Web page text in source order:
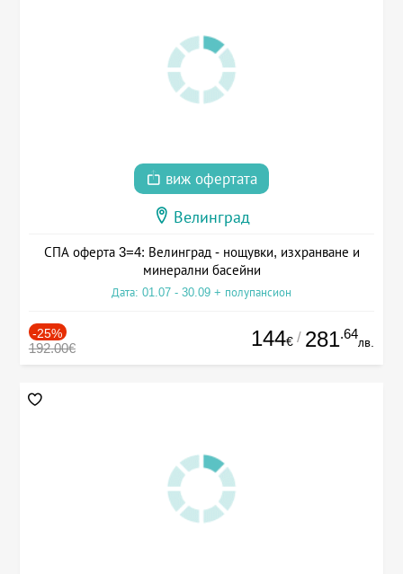
виж офертата
Велинград
СПА оферта 3=4: Велинград - нощувки, изхранване и
минерални басейни
Дата: 01.07 - 30.09 + полупансион
-25%
192.00€ 144€ / 281.64
лв.